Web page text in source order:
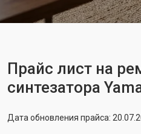
Прайс лист на
синтезатора
Дата обновления прайса: